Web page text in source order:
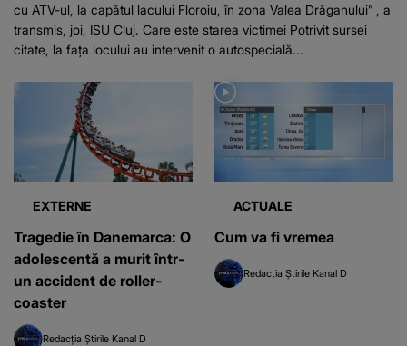
cu ATV-ul, la capătul lacului Floroiu, în zona Valea Drăganului” , a
transmis, joi, ISU Cluj. Care este starea victimei Potrivit sursei
citate, la fața locului au intervenit o autospecială...
EXTERNE
Tragedie în Danemarca: O
adolescentă a murit într-
un accident de roller-
coaster
Redacția Știrile Kanal D
ACTUALE
Cum va fi vremea
Redacția Știrile Kanal D